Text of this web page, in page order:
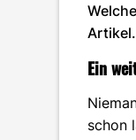
Artikel.
Ein
schon